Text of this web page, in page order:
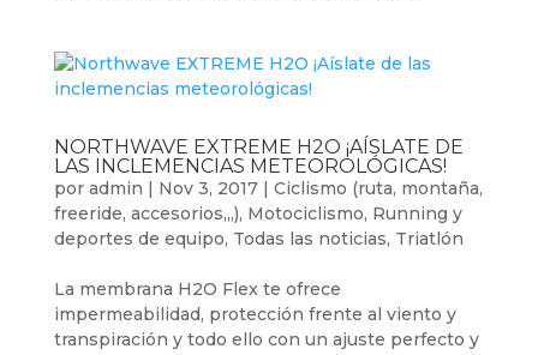
NORTHWAVE EXTREME H2O ¡AÍSLATE DE
LAS INCLEMENCIAS METEOROLÓGICAS!
por admin | Nov 3, 2017| Ciclismo (ruta, montaña,
freeride, accesorios,,,), Motociclismo, Running y
deportes de equipo, Todas las noticias, Triatlón
La membrana H2O Flex te ofrece
impermeabilidad, protección frente al viento y
transpiración y todo ello con un ajuste perfecto y